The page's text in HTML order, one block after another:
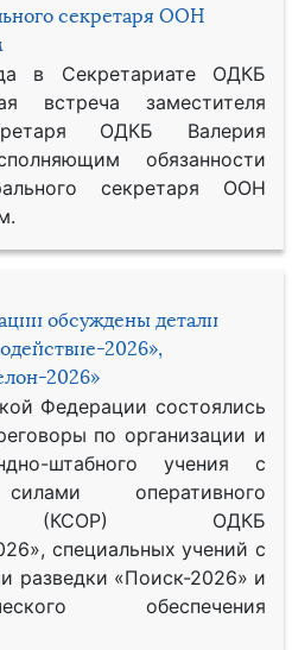
секретаря ООН
в Секретариате ОДКБ
встреча заместителя
ОДКБ Валерия
обязанности
секретаря ООН
обсуждены детали
2026»,
2026»
Федерации состоялись
по организации и
штабного учения с
оперативного
(КСОР) ОДКБ
специальных учений с
разведки «Поиск-2026» и
обеспечения